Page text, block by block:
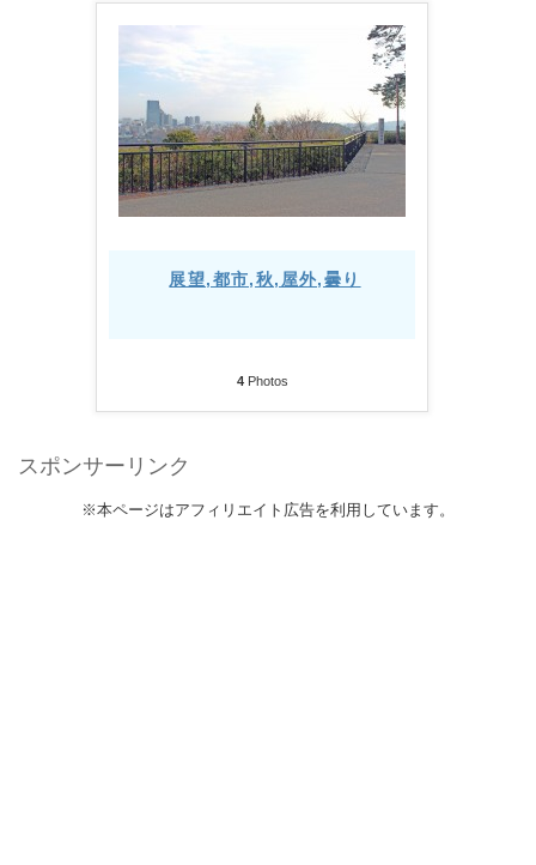
展望,都市,秋,屋外,曇り
4Photos
スポンサーリンク
※本ページはアフィリエイト広告を利用しています。